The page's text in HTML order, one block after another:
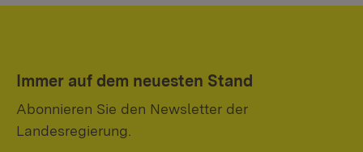
Immer auf dem neuesten Stand
Abonnieren Sie den Newsletter der
Landesregierung.